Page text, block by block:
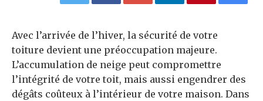
Avec l’arrivée de l’hiver, la sécurité de votre
toiture devient une préoccupation majeure.
L’accumulation de neige peut compromettre
l’intégrité de votre toit, mais aussi engendrer des
dégâts coûteux à l’intérieur de votre maison. Dans